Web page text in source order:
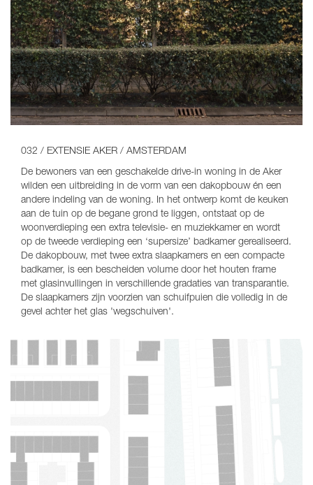
032 / EXTENSIE AKER / AMSTERDAM
De bewoners van een geschakelde drive-in woning in de Aker
wilden een uitbreiding in de vorm van een dakopbouw én een
andere indeling van de woning. In het ontwerp komt de keuken
aan de tuin op de begane grond te liggen, ontstaat op de
woonverdieping een extra televisie- en muziekkamer en wordt
op de tweede verdieping een ‘supersize’ badkamer gerealiseerd.
De dakopbouw, met twee extra slaapkamers en een compacte
badkamer, is een bescheiden volume door het houten frame
met glasinvullingen in verschillende gradaties van transparantie.
De slaapkamers zijn voorzien van schuifpuien die volledig in de
gevel achter het glas 'wegschuiven'.